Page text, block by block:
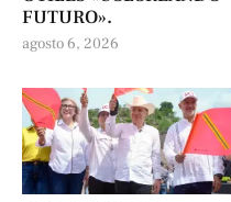
FUTURO».
agosto 6, 2026